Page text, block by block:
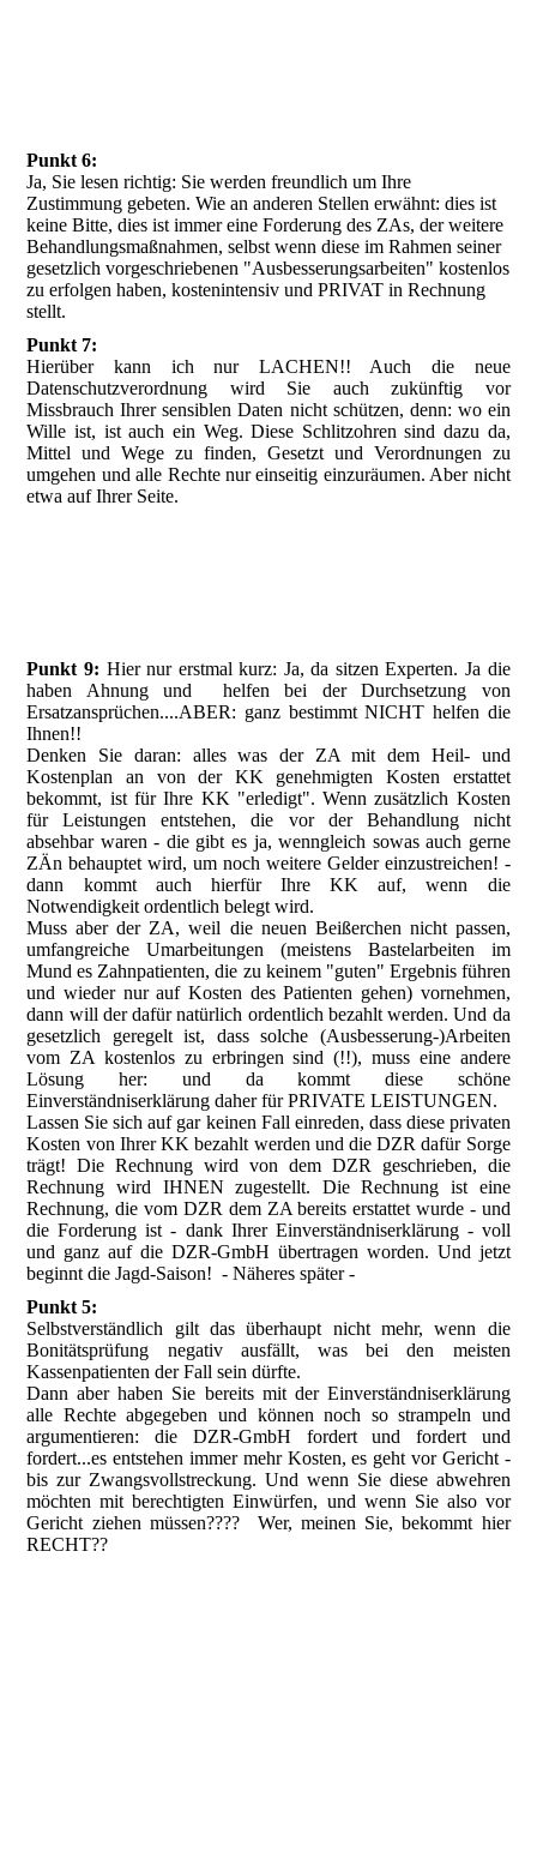
Punkt 6:
Ja, Sie lesen richtig: Sie werden freundlich um Ihre
Zustimmung gebeten. Wie an anderen Stellen erwähnt: dies ist
keine Bitte, dies ist immer eine Forderung des ZAs, der weitere
Behandlungsmaßnahmen, selbst wenn diese im Rahmen seiner
gesetzlich vorgeschriebenen "Ausbesserungsarbeiten" kostenlos
zu erfolgen haben, kostenintensiv und PRIVAT in Rechnung
stellt.
Punkt 7:
Hierüber kann ich nur LACHEN!! Auch die neue
Datenschutzverordnung wird Sie auch zukünftig vor
Missbrauch Ihrer sensiblen Daten nicht schützen, denn: wo ein
Wille ist, ist auch ein Weg. Diese Schlitzohren sind dazu da,
Mittel und Wege zu finden, Gesetzt und Verordnungen zu
umgehen und alle Rechte nur einseitig einzuräumen. Aber nicht
etwa auf Ihrer Seite.
Punkt 9: Hier nur erstmal kurz: Ja, da sitzen Experten. Ja die
haben Ahnung und helfen bei der Durchsetzung von
Ersatzansprüchen....ABER: ganz bestimmt NICHT helfen die
Ihnen!!
Denken Sie daran: alles was der ZA mit dem Heil- und
Kostenplan an von der KK genehmigten Kosten erstattet
bekommt, ist für Ihre KK "erledigt". Wenn zusätzlich Kosten
für Leistungen entstehen, die vor der Behandlung nicht
absehbar waren - die gibt es ja, wenngleich sowas auch gerne
ZÄn behauptet wird, um noch weitere Gelder einzustreichen! -
dann kommt auch hierfür Ihre KK auf, wenn die
Notwendigkeit ordentlich belegt wird.
Muss aber der ZA, weil die neuen Beißerchen nicht passen,
umfangreiche Umarbeitungen (meistens Bastelarbeiten im
Mund es Zahnpatienten, die zu keinem "guten" Ergebnis führen
und wieder nur auf Kosten des Patienten gehen) vornehmen,
dann will der dafür natürlich ordentlich bezahlt werden. Und da
gesetzlich geregelt ist, dass solche (Ausbesserung-)Arbeiten
vom ZA kostenlos zu erbringen sind (!!), muss eine andere
Lösung her: und da kommt diese schöne
Einverständniserklärung daher für PRIVATE LEISTUNGEN.
Lassen Sie sich auf gar keinen Fall einreden, dass diese privaten
Kosten von Ihrer KK bezahlt werden und die DZR dafür Sorge
trägt! Die Rechnung wird von dem DZR geschrieben, die
Rechnung wird IHNEN zugestellt. Die Rechnung ist eine
Rechnung, die vom DZR dem ZA bereits erstattet wurde - und
die Forderung ist - dank Ihrer Einverständniserklärung - voll
und ganz auf die DZR-GmbH übertragen worden. Und jetzt
beginnt die Jagd-Saison! - Näheres später -
Punkt 5:
Selbstverständlich gilt das überhaupt nicht mehr, wenn die
Bonitätsprüfung negativ ausfällt, was bei den meisten
Kassenpatienten der Fall sein dürfte.
Dann aber haben Sie bereits mit der Einverständniserklärung
alle Rechte abgegeben und können noch so strampeln und
argumentieren: die DZR-GmbH fordert und fordert und
fordert...es entstehen immer mehr Kosten, es geht vor Gericht -
bis zur Zwangsvollstreckung. Und wenn Sie diese abwehren
möchten mit berechtigten Einwürfen, und wenn Sie also vor
Gericht ziehen müssen???? Wer, meinen Sie, bekommt hier
RECHT??